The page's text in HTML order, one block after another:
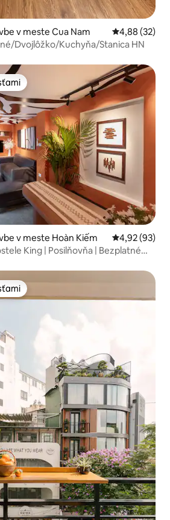
v meste Cua Nam Priemerné
4,88 (32)
Dvojlôžko/Kuchyňa/Stanica HN
v meste Hoàn Kiếm Priemerné
4,92 (93)
King | Posilňovňa | Bezplatné